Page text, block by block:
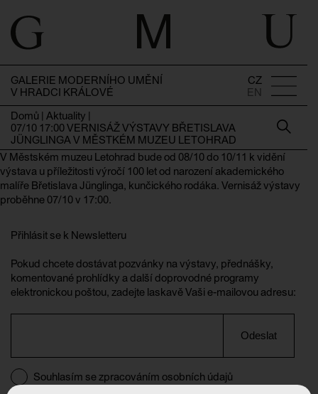
GALERIE MODERNÍHO UMĚNÍ
V HRADCI KRÁLOVÉ
CZ
EN
Domů | Aktuality |
07/10 17:00 VERNISÁŽ VÝSTAVY BŘETISLAVA
JÜNGLINGA V MĚSTKÉM MUZEU LETOHRAD
V Městském muzeu Letohrad bude od 08/10 do 10/11 k vidění
výstava u příležitosti výročí 100 let od narození akademického
malíře Břetislava Jünglinga, kunčického rodáka. Vernisáž výstavy
proběhne 07/10 v 17:00.
Přihlásit se k Newsletteru
Pokud chcete dostávat pozvánky na výstavy, přednášky,
komentované prohlídky a další doprovodné programy
elektronickou poštou, zadejte laskavě Vaši e-mailovou adresu:
Odeslat
Souhlasím se zpracováním osobních údajů